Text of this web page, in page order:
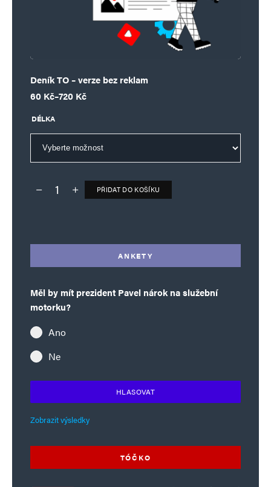
Deník TO – verze bez reklam
60 Kč–720 Kč
Rozpětí cen: 60 Kč až 720 Kč
DÉLKA
Deník TO – verze bez reklam množství
PŘIDAT DO KOŠÍKU
ANKETY
Měl by mít prezident Pavel nárok na služební
motorku?
Ano
Ne
HLASOVAT
Zobrazit výsledky
TÓČKO